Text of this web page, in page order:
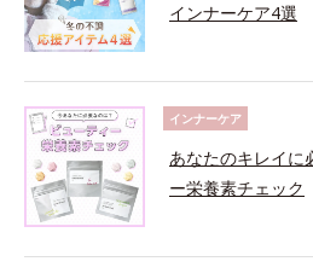
インナーケア4選
インナーケア
あなたのキレイに
ー栄養素チェック